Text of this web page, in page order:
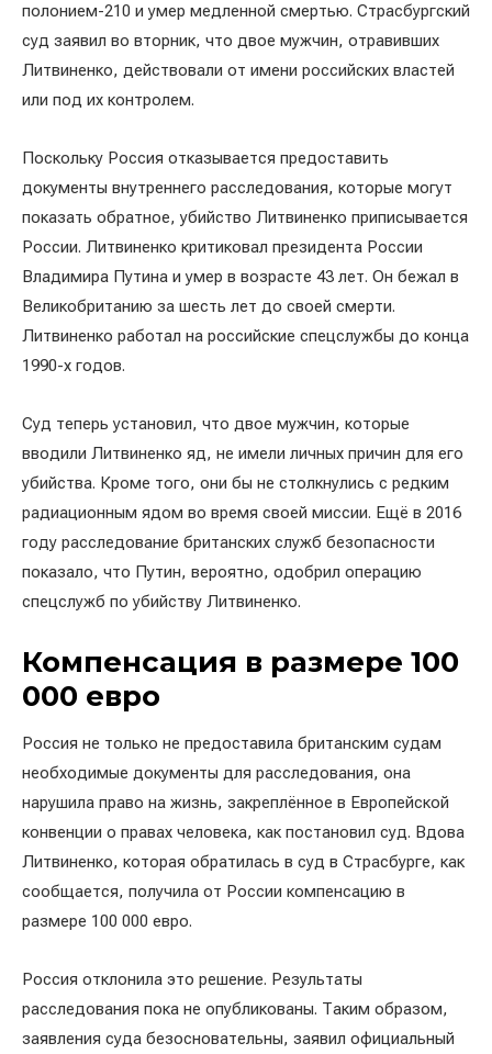
полонием-210 и умер медленной смертью. Страсбургский
суд заявил во вторник, что двое мужчин, отравивших
Литвиненко, действовали от имени российских властей
или под их контролем.
Поскольку Россия отказывается предоставить
документы внутреннего расследования, которые могут
показать обратное, убийство Литвиненко приписывается
России. Литвиненко критиковал президента России
Владимира Путина и умер в возрасте 43 лет. Он бежал в
Великобританию за шесть лет до своей смерти.
Литвиненко работал на российские спецслужбы до конца
1990-х годов.
Суд теперь установил, что двое мужчин, которые
вводили Литвиненко яд, не имели личных причин для его
убийства. Кроме того, они бы не столкнулись с редким
радиационным ядом во время своей миссии. Ещё в 2016
году расследование британских служб безопасности
показало, что Путин, вероятно, одобрил операцию
спецслужб по убийству Литвиненко.
Компенсация в размере 100
000 евро
Россия не только не предоставила британским судам
необходимые документы для расследования, она
нарушила право на жизнь, закреплённое в Европейской
конвенции о правах человека, как постановил суд. Вдова
Литвиненко, которая обратилась в суд в Страсбурге, как
сообщается, получила от России компенсацию в
размере 100 000 евро.
Россия отклонила это решение. Результаты
расследования пока не опубликованы. Таким образом,
заявления суда безосновательны, заявил официальный